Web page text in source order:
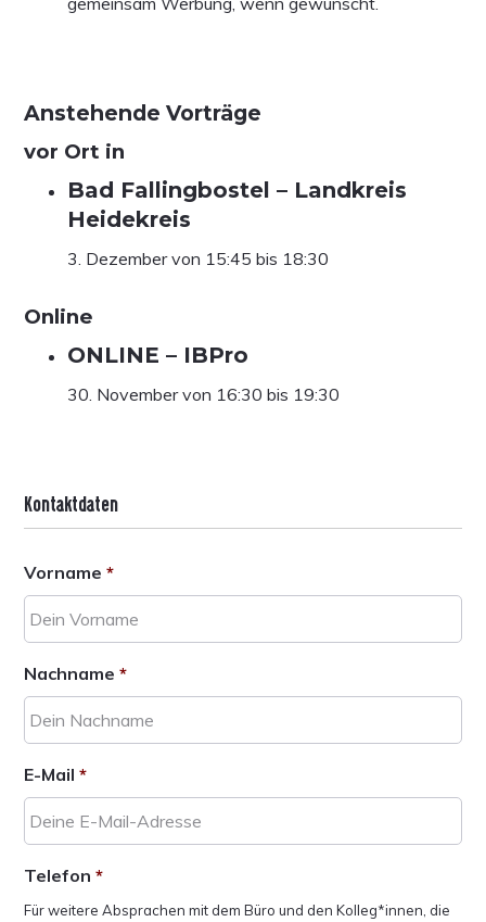
Anstehende Vorträge
vor Ort in
Bad Fallingbostel – Landkreis
Heidekreis
3. Dezember von 15:45 bis 18:30
Online
ONLINE – IBPro
30. November von 16:30 bis 19:30
Kontaktdaten
Vorname *
Nachname *
E-Mail *
Telefon *
Für weitere Absprachen mit dem Büro und den Kolleg*innen, die